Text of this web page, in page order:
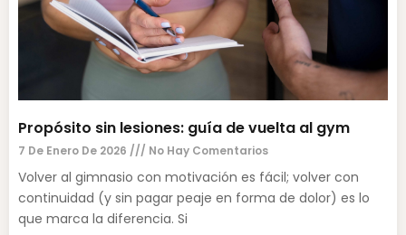
Propósito sin lesiones: guía de vuelta al gym
7 De Enero De 2026 No Hay Comentarios
Volver al gimnasio con motivación es fácil; volver con
continuidad (y sin pagar peaje en forma de dolor) es lo
que marca la diferencia. Si